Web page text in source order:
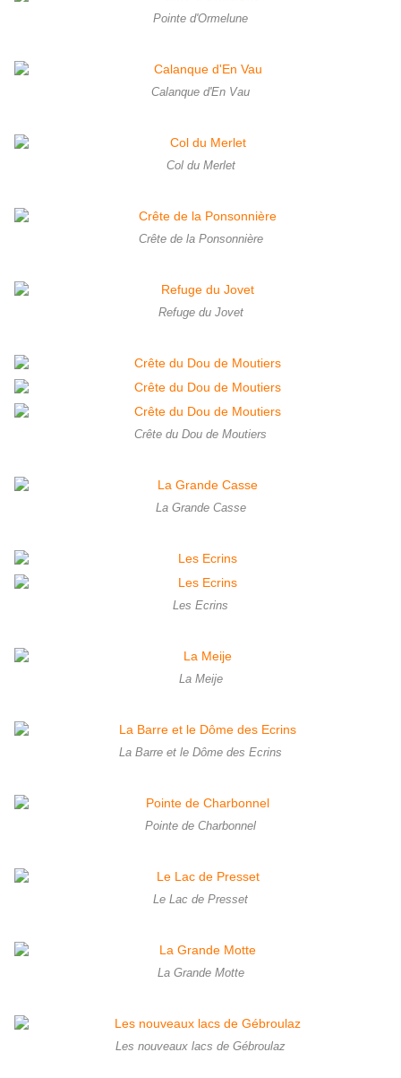
Pointe d'Ormelune
Calanque d'En Vau
Col du Merlet
Crête de la Ponsonnière
Refuge du Jovet
Crête du Dou de Moutiers
La Grande Casse
Les Ecrins
La Meije
La Barre et le Dôme des Ecrins
Pointe de Charbonnel
Le Lac de Presset
La Grande Motte
Les nouveaux lacs de Gébroulaz